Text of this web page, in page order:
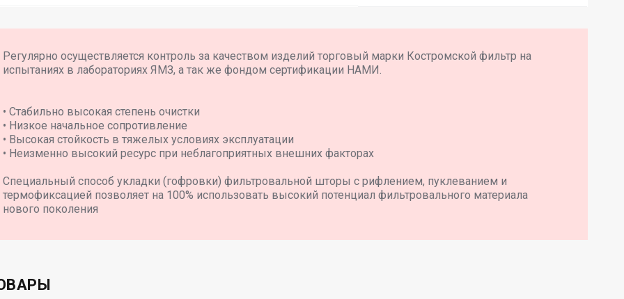
Регулярно осуществляется контроль за качеством изделий торговый марки Костромской фильтр на
испытаниях в лабораториях ЯМЗ, а так же фондом сертификации НАМИ.
• Стабильно высокая степень очистки
• Низкое начальное сопротивление
• Высокая стойкость в тяжелых условиях эксплуатации
• Неизменно высокий ресурс при неблагоприятных внешних факторах
Специальный способ укладки (гофровки) фильтровальной шторы с рифлением, пуклеванием и
термофиксацией позволяет на 100% использовать высокий потенциал фильтровального материала
нового поколения